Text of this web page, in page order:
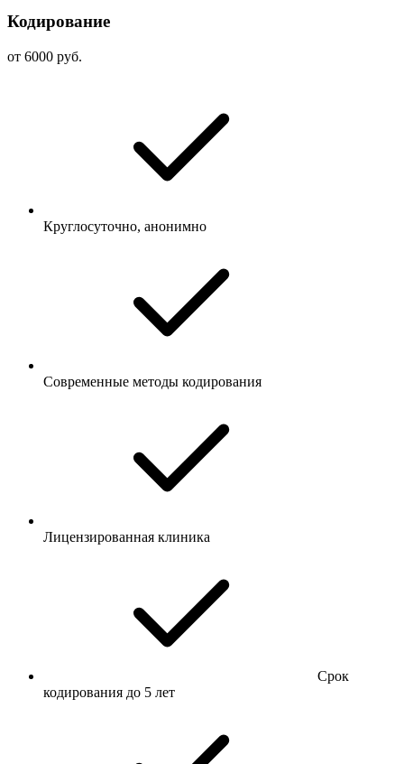
Кодирование
от 6000 руб.
Круглосуточно, анонимно
Современные методы кодирования
Лицензированная клиника
Срок
кодирования до 5 лет